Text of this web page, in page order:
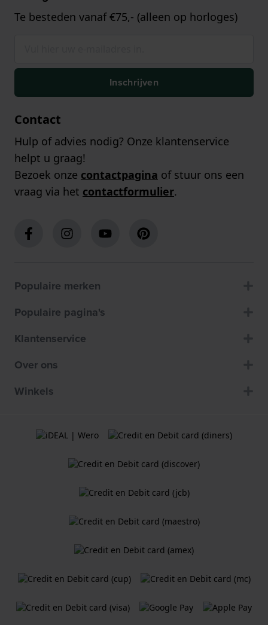
Te besteden vanaf €75,- (alleen op horloges)
Inschrijven
Contact
Hulp of advies nodig? Onze klantenservice
helpt u graag!
Bezoek onze contactpagina of stuur ons een
vraag via het contactformulier.
Populaire merken
Populaire pagina's
Klantenservice
Over ons
Winkels